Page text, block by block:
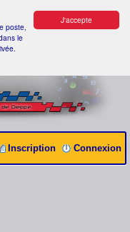
J'accepte
poste,
le
Connexion
Inscription